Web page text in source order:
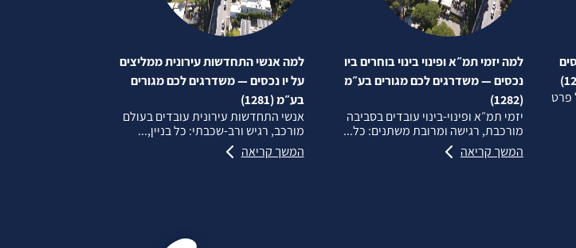
פרט
למה יזמי תמ״א ופינוי בינוי בוחרים ביו
נכסים — משדרגים לכם מגורים בע״מ
(1282)
יזמי תמ״א ופינוי‑בינוי עובדים בסביבה
מורכבת, רגישה ומרובת משתנים: כל...
המשך קריאה
למה אנשי התחדשות עירונית ממליצים
על יו נכסים — משדרגים לכם מגורים
בע״מ (1281)
אנשי התחדשות עירונית עובדים בעולם
מורכב, רגיש ורב‑שכבתי: כל בניין,...
המשך קריאה